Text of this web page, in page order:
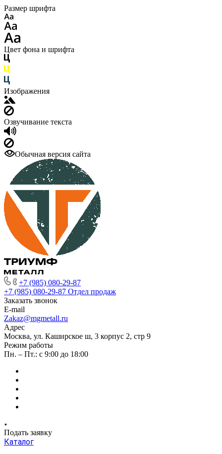
Размер шрифта
Цвет фона и шрифта
Изображения
Озвучивание текста
Обычная версия сайта
+7 (985) 080-29-87
+7 (985) 080-29-87 Отдел продаж
Заказать звонок
E-mail
Zakaz@mgmetall.ru
Адрес
Москва, ул. Каширское ш, 3 корпус 2, стр 9
Режим работы
Пн. – Пт.: с 9:00 до 18:00
Подать заявку
Каталог